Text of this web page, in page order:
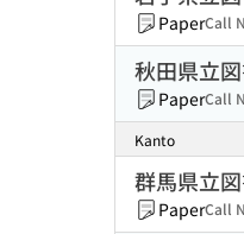
PaperCall
秋田県立
PaperCall
Kanto
群馬県立
PaperCall